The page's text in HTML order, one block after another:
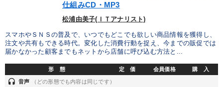
仕組みCD・MP3
松浦由美子(ＩＴアナリスト)
スマホやＳＮＳの普及で、いつでもどこでも欲しい商品情報を獲得し、
注文や共有もできる時代。変化した消費行動を捉え、今までの販促では
届かなかった顧客までもネットから店舗に呼び込む方法と...
形 態 定 価 会員価格 購 入
headset 音声 （どの形態でも内容は同じです）